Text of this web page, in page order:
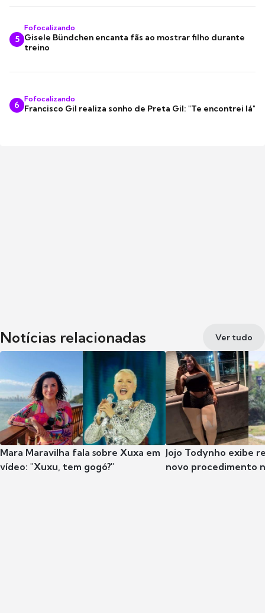
5
Fofocalizando
Gisele Bündchen encanta fãs ao mostrar filho durante
treino
6
Fofocalizando
Francisco Gil realiza sonho de Preta Gil: "Te encontrei lá"
Notícias relacionadas Ver tudo
Mara Maravilha fala sobre Xuxa em
vídeo: "Xuxu, tem gogó?"
Jojo Todynho exibe
novo procedimento